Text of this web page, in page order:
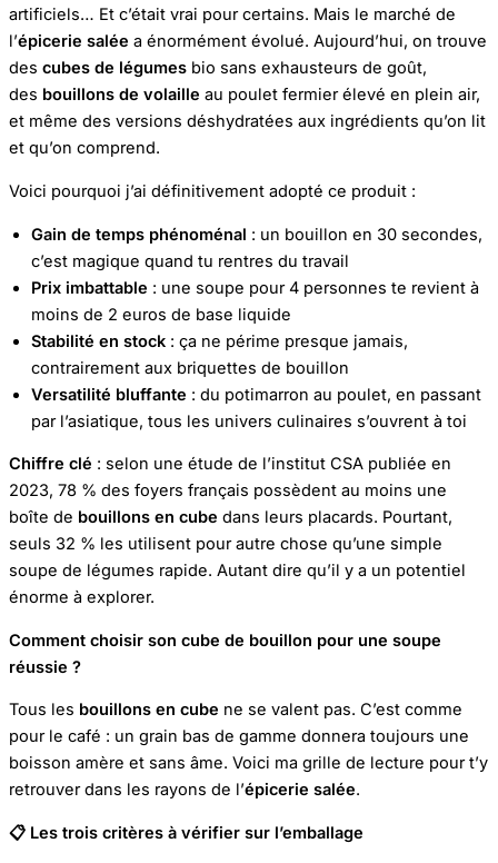
artificiels… Et c’était vrai pour certains. Mais le marché de
l’épicerie salée a énormément évolué. Aujourd’hui, on trouve
des cubes de légumes bio sans exhausteurs de goût,
des bouillons de volaille au poulet fermier élevé en plein air,
et même des versions déshydratées aux ingrédients qu’on lit
et qu’on comprend.
Voici pourquoi j’ai définitivement adopté ce produit :
Gain de temps phénoménal : un bouillon en 30 secondes,
c’est magique quand tu rentres du travail
Prix imbattable : une soupe pour 4 personnes te revient à
moins de 2 euros de base liquide
Stabilité en stock : ça ne périme presque jamais,
contrairement aux briquettes de bouillon
Versatilité bluffante : du potimarron au poulet, en passant
par l’asiatique, tous les univers culinaires s’ouvrent à toi
Chiffre clé : selon une étude de l’institut CSA publiée en
2023, 78 % des foyers français possèdent au moins une
boîte de bouillons en cube dans leurs placards. Pourtant,
seuls 32 % les utilisent pour autre chose qu’une simple
soupe de légumes rapide. Autant dire qu’il y a un potentiel
énorme à explorer.
Comment choisir son cube de bouillon pour une soupe
réussie ?
Tous les bouillons en cube ne se valent pas. C’est comme
pour le café : un grain bas de gamme donnera toujours une
boisson amère et sans âme. Voici ma grille de lecture pour t’y
retrouver dans les rayons de l’épicerie salée.
📋 Les trois critères à vérifier sur l’emballage